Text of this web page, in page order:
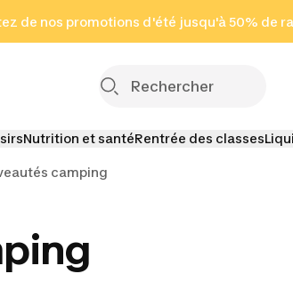
page
de nos promotions d'été jusqu'à 50% de
(Zones
Nutrition et santéRentrée des classes
camping